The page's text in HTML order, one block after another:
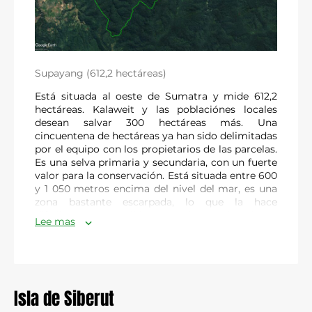
hacia el norte con la reserva existente de Dulan.
En septiembre de 2025, se firmó un acuerdo
histórico con el pueblo de Ruji, y la primera
transacción de tierras se realizó en octubre de
hectáreas.
aceite y concesiones mineras de carbón, corren el
Supayang (612,2 hectáreas)
Está situada al oeste de Sumatra y mide 612,2
hectáreas. Kalaweit y las poblaciónes locales
desean salvar 300 hectáreas más. Una
cincuentena de hectáreas ya han sido delimitadas
por el equipo con los propietarios de las parcelas.
Es una selva primaria y secundaria, con un fuerte
valor para la conservación. Está situada entre 600
y 1 050 metros encima del nivel del mar, es una
zona bastante escarpada, lo que la hace
dificilmente accesible para las explotaciones
humanas.
nebulosas, gatos dorados, pangolines, dholes,
tapires, muntjacs e tigres ! Es una oportunidad
Lee mas
Isla de Siberut